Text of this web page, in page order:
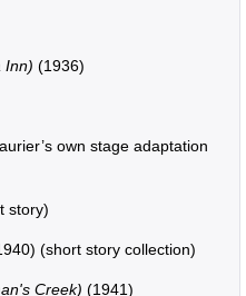
Inn) (1936)
own stage adaptation
story)
(short story collection)
Creek) (1941)